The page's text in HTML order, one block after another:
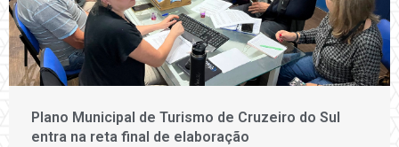
Plano Municipal de Turismo de Cruzeiro do Sul
entra na reta final de elaboração